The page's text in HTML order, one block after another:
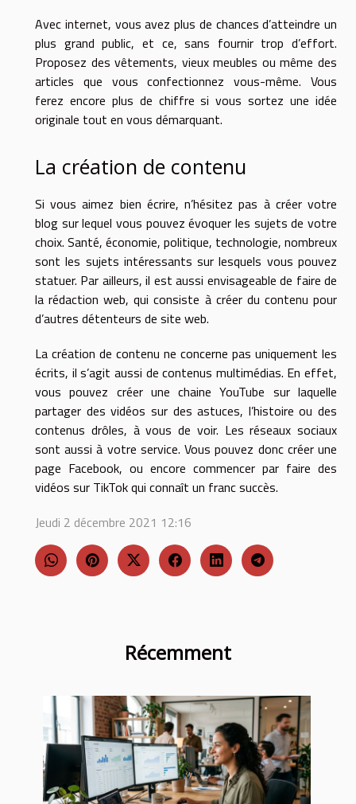
Récemment
Avec internet, vous avez plus de chances d’atteindre un
plus grand public, et ce, sans fournir trop d’effort.
Proposez des vêtements, vieux meubles ou même des
articles que vous confectionnez vous-même. Vous
ferez encore plus de chiffre si vous sortez une idée
originale tout en vous démarquant.
La création de contenu
Si vous aimez bien écrire, n’hésitez pas à créer votre
blog sur lequel vous pouvez évoquer les sujets de votre
choix. Santé, économie, politique, technologie, nombreux
sont les sujets intéressants sur lesquels vous pouvez
statuer. Par ailleurs, il est aussi envisageable de faire de
la rédaction web, qui consiste à créer du contenu pour
d’autres détenteurs de site web.
La création de contenu ne concerne pas uniquement les
écrits, il s’agit aussi de contenus multimédias. En effet,
vous pouvez créer une chaine YouTube sur laquelle
partager des vidéos sur des astuces, l’histoire ou des
contenus drôles, à vous de voir. Les réseaux sociaux
sont aussi à votre service. Vous pouvez donc créer une
page Facebook, ou encore commencer par faire des
vidéos sur TikTok qui connaît un franc succès.
Jeudi 2 décembre 2021 12:16